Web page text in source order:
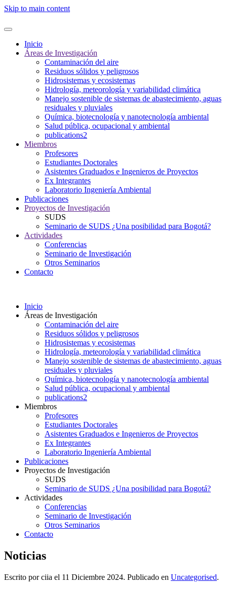
Skip to main content
Inicio
Áreas de Investigación
Contaminación del aire
Residuos sólidos y peligrosos
Hidrosistemas y ecosistemas
Hidrología, meteorología y variabilidad climática
Manejo sostenible de sistemas de abastecimiento, aguas
residuales y pluviales
Química, biotecnología y nanotecnología ambiental
Salud pública, ocupacional y ambiental
publications2
Miembros
Profesores
Estudiantes Doctorales
Asistentes Graduados e Ingenieros de Proyectos
Ex Integrantes
Laboratorio Ingeniería Ambiental
Publicaciones
Proyectos de Investigación
SUDS
Seminario de SUDS ¿Una posibilidad para Bogotá?
Actividades
Conferencias
Seminario de Investigación
Otros Seminarios
Contacto
Inicio
Áreas de Investigación
Contaminación del aire
Residuos sólidos y peligrosos
Hidrosistemas y ecosistemas
Hidrología, meteorología y variabilidad climática
Manejo sostenible de sistemas de abastecimiento, aguas
residuales y pluviales
Química, biotecnología y nanotecnología ambiental
Salud pública, ocupacional y ambiental
publications2
Miembros
Profesores
Estudiantes Doctorales
Asistentes Graduados e Ingenieros de Proyectos
Ex Integrantes
Laboratorio Ingeniería Ambiental
Publicaciones
Proyectos de Investigación
SUDS
Seminario de SUDS ¿Una posibilidad para Bogotá?
Actividades
Conferencias
Seminario de Investigación
Otros Seminarios
Contacto
Noticias
Escrito por ciia el 11 Diciembre 2024. Publicado en Uncategorised.